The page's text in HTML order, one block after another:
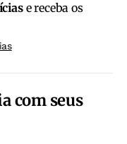
e receba os
com seus